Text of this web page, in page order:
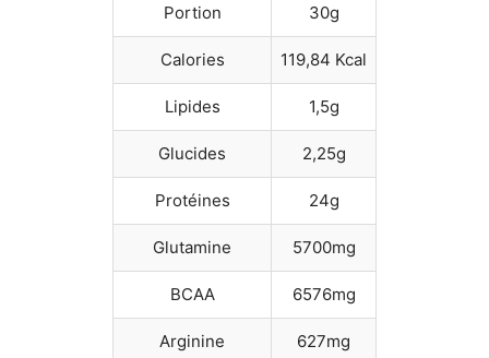
Portion 30g
Calories 119,84 Kcal
Lipides 1,5g
Glucides 2,25g
Protéines 24g
Glutamine 5700mg
BCAA 6576mg
Arginine 627mg